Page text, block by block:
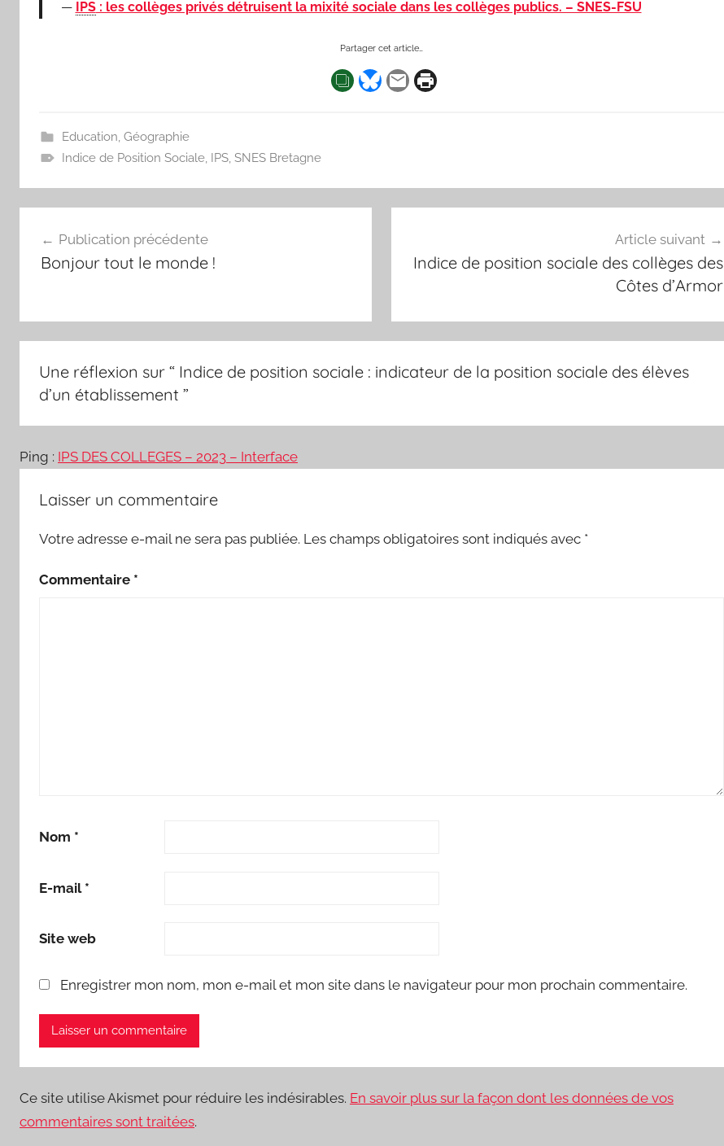
IPS: les collèges privés détruisent la mixité sociale dans les collèges publics. – SNES-FSU
Partager cet article…
Education, Géographie
Indice de Position Sociale, IPS, SNES Bretagne
de
l’article
Publication précédente
Bonjour tout le monde !
Article suivant
Indice de position sociale des collèges des
Côtes d’Armor
Une réflexion sur “ Indice de position sociale : indicateur de la position sociale des élèves
d’un établissement ”
Ping : IPS DES COLLEGES – 2023 – Interface
Laisser un commentaire
Votre adresse e-mail ne sera pas publiée. Les champs obligatoires sont indiqués avec *
Commentaire *
Nom *
E-mail *
Site web
Enregistrer mon nom, mon e-mail et mon site dans le navigateur pour mon prochain commentaire.
Ce site utilise Akismet pour réduire les indésirables. En savoir plus sur la façon dont les données de vos
commentaires sont traitées.